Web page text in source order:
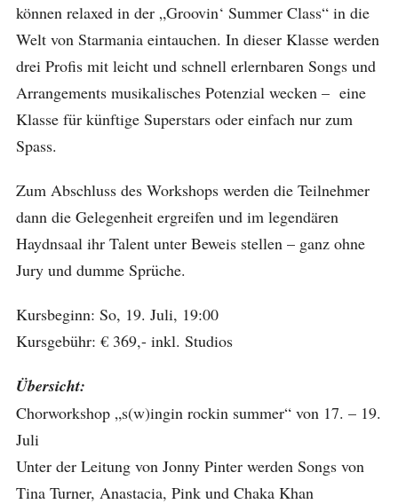
können relaxed in der „Groovin‘ Summer Class“ in die
Welt von Starmania eintauchen. In dieser Klasse werden
drei Profis mit leicht und schnell erlernbaren Songs und
Arrangements musikalisches Potenzial wecken – eine
Klasse für künftige Superstars oder einfach nur zum
Spass.
Zum Abschluss des Workshops werden die Teilnehmer
dann die Gelegenheit ergreifen und im legendären
Haydnsaal ihr Talent unter Beweis stellen – ganz ohne
Jury und dumme Sprüche.
Kursbeginn: So, 19. Juli, 19:00
Kursgebühr: € 369,- inkl. Studios
Übersicht:
Chorworkshop „s(w)ingin rockin summer“ von 17. – 19.
Juli
Unter der Leitung von Jonny Pinter werden Songs von
Tina Turner, Anastacia, Pink und Chaka Khan